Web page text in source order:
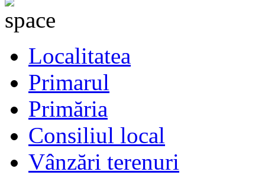
Localitatea
Primarul
Primăria
Consiliul local
Vânzări terenuri